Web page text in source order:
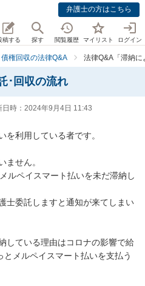
弁護士の方はこちら
稿する 探す 閲覧履歴 マイリスト ログイン
債権回収の法律Q&A 法律Q&A「滞納
･回収の流れ
時： 2024年9月4日 11:43
を利用している者です。
ません。
ルペイスマート払いを未だ滞納し
士委託しますと通知が来てしまい
している理由はコロナの影響で給
メルペイスマート払いを支払う